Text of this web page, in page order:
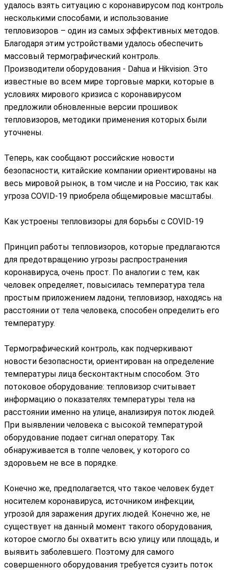
удалось взять ситуацию с коронавирусом под контроль
несколькими способами, и использование
тепловизоров – один из самых эффективных методов.
Благодаря этим устройствами удалось обеспечить
массовый термографический контроль.
Производители оборудования - Dahua и Hikvision. Это
известные во всем мире торговые марки, которые в
условиях мирового кризиса с коронавирусом
предложили обновленные версии прошивок
тепловизоров, методики применения которых были
уточнены.
Теперь, как сообщают российские новости
безопасности, китайские компании ориентированы на
весь мировой рынок, в том числе и на Россию, так как
угроза COVID-19 приобрела общемировые масштабы.
Как устроены тепловизоры для борьбы с COVID-19
Принцип работы тепловизоров, которые предлагаются
для предотвращению угрозы распространения
коронавируса, очень прост. По аналогии с тем, как
человек определяет, повысилась температура тела
простым приложением ладони, тепловизор, находясь на
расстоянии от тела человека, способен определить его
температуру.
Термографический контроль, как подчеркивают
новости безопасности, ориентирован на определение
температуры лица бесконтактным способом. Это
потоковое оборудование: тепловизор считывает
информацию о показателях температуры тела на
расстоянии именно на улице, анализируя поток людей.
При выявлении человека с высокой температурой
оборудование подает сигнал оператору. Так
обнаруживается в толпе человек, у которого со
здоровьем не все в порядке.
Конечно же, предполагается, что такое человек будет
носителем коронавируса, источником инфекции,
угрозой для заражения других людей. Конечно же, не
существует на данный момент такого оборудования,
которое смогло бы охватить всю улицу или площадь, и
выявить заболевшего. Поэтому для самого
совершенного оборудования требуется сузить поток